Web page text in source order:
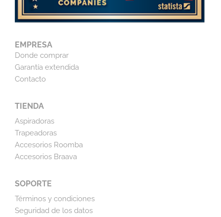
EMPRESA
Donde comprar
Garantía extendida
Contacto
TIENDA
Aspiradoras
Trapeadoras
Accesorios Roomba
Accesorios Braava
SOPORTE
Términos y condiciones
Seguridad de los datos